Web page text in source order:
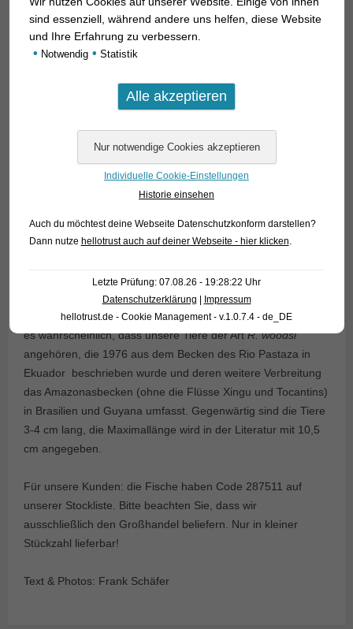
Man kennt drei Arten; aus Peru, von wo wir unsere
Exemplare erhielten, ist bislang keine Art gemeldet, jedoch ist
es wahrscheinlich, dass unsere Tiere der ArtR. woodsi
angehören, die 1976 aus dem Becken des Rio Pastaza in
Ekuador beschrieben wurde und deren weitere Verbreitung
das Amazonasbecken (ohne die Flüsse Xingu und Tocantins)
in Brasilien und Guyana umfasst. Gegenwärtig sind die Tiere
3-4 cm lang, die Maximallänge wird in der Literatur mit 10,5
cm angegeben.
Für unsere Kunden: die Fische haben Code 287511 auf
unserer Stockliste. Bitte beachten Sie, dass wir
ausschließlich den Großhandel beliefern. Nur in kleiner
Stückzahl lieferbar!
Text & Photos: Frank Schäfer
sind essenziell, während andere uns helfen, diese Website
und Ihre Erfahrung zu verbessern.
• Notwendig • Statistik
Individuelle Cookie-Einstellungen
Historie einsehen
Auch du möchtest deine Webseite Datenschutzkonform darstellen?
Dann nutze hellotrust auch auf deiner Webseite - hier klicken.
Letzte Prüfung: 07.08.26 - 19:28:22 Uhr
Datenschutzerklärung
Impressum
hellotrust.de - Cookie Management - v.1.0.7.4 - de_DE